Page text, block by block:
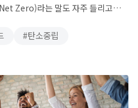
탄소중립
Zero)라는 말도 자주 들리고
흡을 통해 나옵니다. 당연히